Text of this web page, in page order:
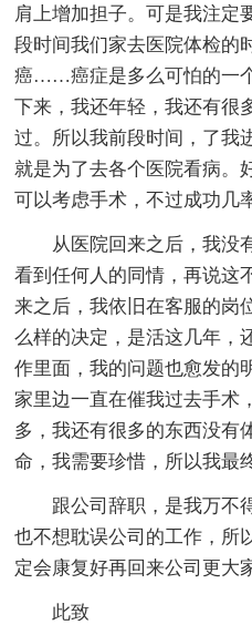
肩上增加担子。可是我注定
段时间我们家去医院体检的
癌……癌症是多么可怕的一
下来，我还年轻，我还有很
过。所以我前段时间，了我
就是为了去各个医院看病。
可以考虑手术，不过成功几
从医院回来之后，我没
看到任何人的同情，再说这
来之后，我依旧在客服的岗
么样的决定，是活这几年，
作里面，我的问题也愈发的
家里边一直在催我过去手术
多，我还有很多的东西没有
命，我需要珍惜，所以我最
跟公司辞职，是我万不
也不想耽误公司的工作，所
定会康复好再回来公司更大
此致